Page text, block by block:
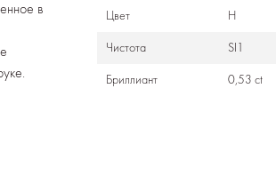
в
Цвет H
Чистота SI1
Бриллиант 0,53 ct